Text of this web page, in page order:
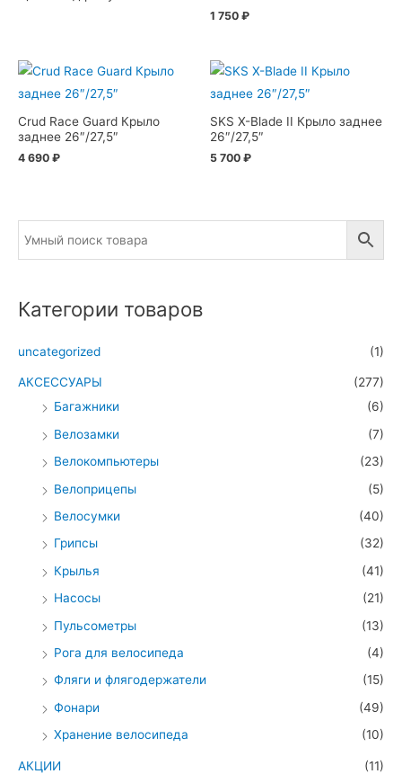
1 750 ₽
Crud Race Guard Крыло
заднее 26″/27,5″
4 690 ₽
SKS X-Blade II Крыло заднее
26″/27,5″
5 700 ₽
Категории товаров
uncategorized (1)
АКСЕССУАРЫ
(277)
Багажники
(6)
Велозамки
(7)
Велокомпьютеры
(23)
Велоприцепы
(5)
Велосумки
(40)
Грипсы
(32)
Крылья
(41)
Насосы
(21)
Пульсометры
(13)
Рога для велосипеда
(4)
Фляги и флягодержатели
(15)
Фонари
(49)
Хранение велосипеда
(10)
АКЦИИ (11)